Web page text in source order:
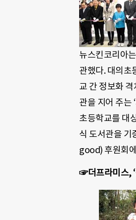
뉴스킨코리아
관했다. 대의초
교 간 정보화
관을 지어 주는
초등학교를 대
식 도서관을 기
good) 후원회
☞더프라미스,